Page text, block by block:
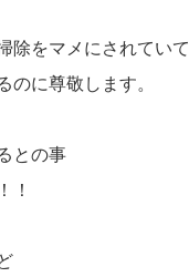
除をマメにされていて
のに尊敬します。
との事
！